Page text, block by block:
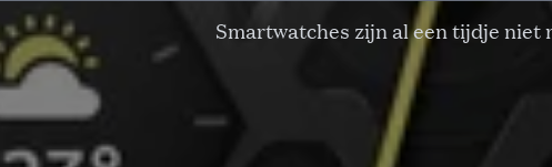
Smartwatches zijn al een tijdje niet